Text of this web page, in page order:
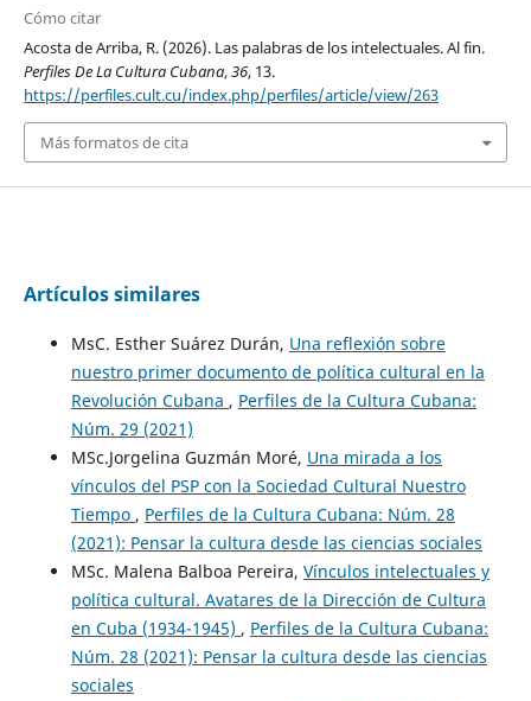
Cómo citar
Acosta de Arriba, R. (2026). Las palabras de los intelectuales. Al fin.
Perfiles De La Cultura Cubana,36, 13.
https://perfiles.cult.cu/index.php/perfiles/article/view/263
Más formatos de cita
Artículos similares
MsC. Esther Suárez Durán, Una reflexión sobre
nuestro primer documento de política cultural en la
Revolución Cubana , Perfiles de la Cultura Cubana:
Núm. 29 (2021)
MSc.Jorgelina Guzmán Moré, Una mirada a los
vínculos del PSP con la Sociedad Cultural Nuestro
Tiempo , Perfiles de la Cultura Cubana: Núm. 28
(2021): Pensar la cultura desde las ciencias sociales
MSc. Malena Balboa Pereira, Vínculos intelectuales y
política cultural. Avatares de la Dirección de Cultura
en Cuba (1934-1945) , Perfiles de la Cultura Cubana:
Núm. 28 (2021): Pensar la cultura desde las ciencias
sociales